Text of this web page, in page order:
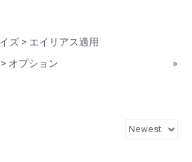
ズ > エイリアス適用
オプション
»